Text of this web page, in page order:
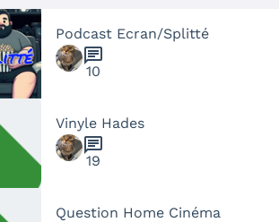
Podcast Ecran/Splitté
chat
10
Vinyle Hades
chat
19
Question Home Cinéma